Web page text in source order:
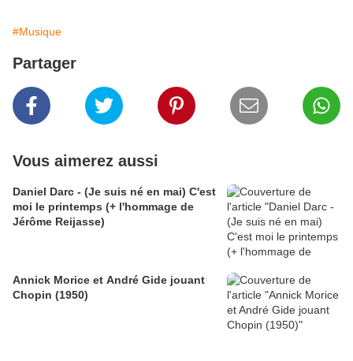
#Musique
Partager
Vous aimerez aussi
Daniel Darc - (Je suis né en mai) C'est
moi le printemps (+ l'hommage de
Jérôme Reijasse)
Annick Morice et André Gide jouant
Chopin (1950)